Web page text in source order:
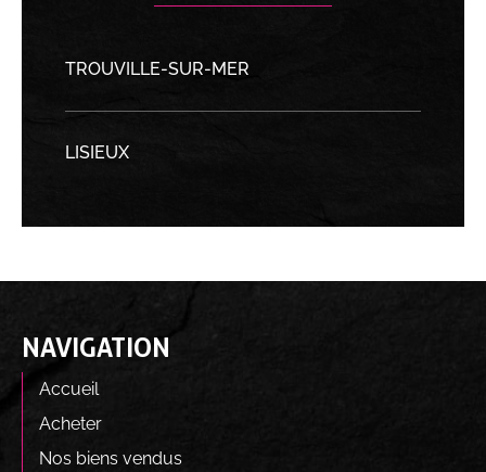
TROUVILLE-SUR-MER
LISIEUX
NAVIGATION
Accueil
Acheter
Nos biens vendus